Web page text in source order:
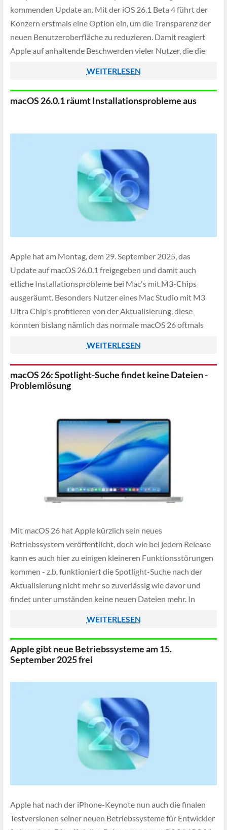
kommenden Update an. Mit der iOS 26.1 Beta 4 führt der
Konzern erstmals eine Option ein, um die Transparenz der
neuen Benutzeroberfläche zu reduzieren. Damit reagiert
Apple auf anhaltende Beschwerden vieler Nutzer, die die
WEITERLESEN
macOS 26.0.1 räumt Installationsprobleme aus
Apple hat am Montag, dem 29. September 2025, das
Update auf macOS 26.0.1 freigegeben und damit auch
etliche Installationsprobleme bei Mac's mit M3-Chips
ausgeräumt. Besonders Nutzer eines Mac Studio mit M3
Ultra Chip's profitieren von der Aktualisierung, diese
konnten bislang nämlich das normale macOS 26 oftmals
WEITERLESEN
macOS 26: Spotlight-Suche findet keine Dateien -
Problemlösung
Mit macOS 26 hat Apple kürzlich sein neues
Betriebssystem veröffentlicht, doch wie bei jedem Release
kann es auch hier zu einigen kleineren Funktionsstörungen
kommen - z.b. funktioniert die Spotlight-Suche nach der
Aktualisierung nicht mehr so zuverlässig wie davor und
findet unter umständen keine neuen Dateien mehr. In
WEITERLESEN
Apple gibt neue Betriebssysteme am 15.
September 2025 frei
Apple hat nach der iPhone-Keynote nun auch die finalen
Testversionen seiner neuen Betriebssysteme für Entwickler